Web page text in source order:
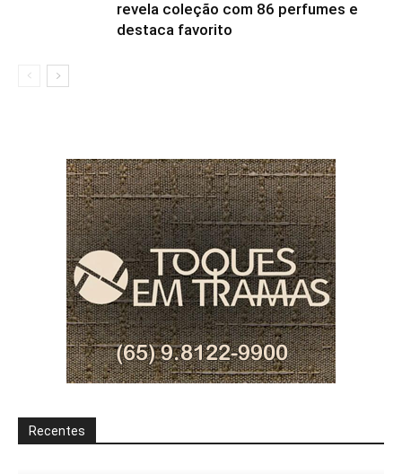
revela coleção com 86 perfumes e
destaca favorito
Recentes